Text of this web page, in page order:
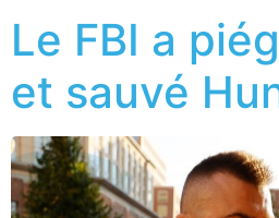
Le FBI a
et sauvé